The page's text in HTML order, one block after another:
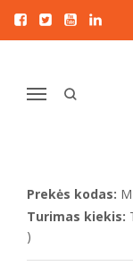
Navigacija
Pagrindinis
XP MI-4
Prekės kodas:
Turimas kiekis:
)